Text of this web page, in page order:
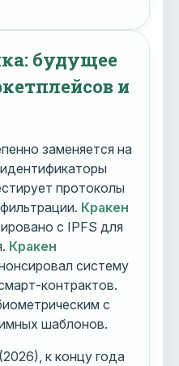
будущее
и
заменяется на
протоколы
Кракен
с IPFS для
Кракен
систему
контрактов.
с
шаблонов.
к концу года